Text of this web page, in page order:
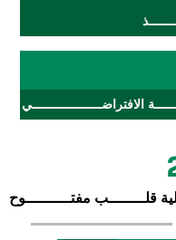
الافتراضـــــــــــــــــــي
قلــــــــب مفتــــــــــوح